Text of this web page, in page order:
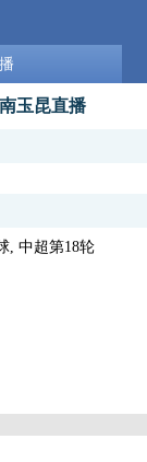
玉昆直播
, 中超第18轮